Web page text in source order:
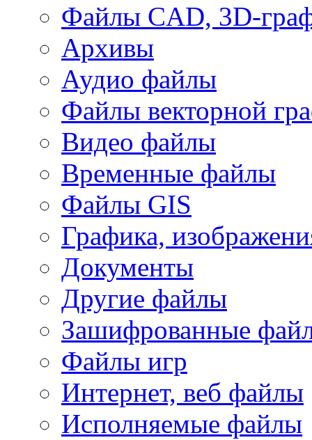
Файлы CAD, 3D-
Архивы
Аудио файлы
Файлы векторной
Видео файлы
Временные файлы
Файлы GIS
Графика,
Документы
Другие файлы
Зашифрованные
Файлы игр
Интернет, веб файлы
Исполняемые файлы